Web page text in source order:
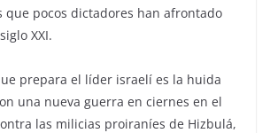
que pocos dictadores han afrontado
XXI.
prepara el líder israelí es la huida
una nueva guerra en ciernes en el
las milicias proiraníes de Hizbulá,